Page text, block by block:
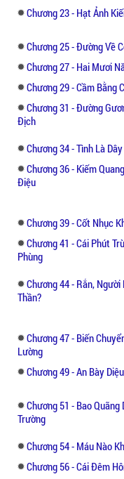
Chương 23 - Hạt Ảnh
Chương 25 - Đường Về
Chương 27 - Hai Mươi
Chương 29 - Cầm Bằng
Chương 31 - Đường
Địch
Chương 34 - Tình Là
Chương 36 - Kiếm
Điệu
Chương 39 - Cốt Nhục
Chương 41 - Cái Phút
Phùng
Chương 44 - Rắn, Người
Thần?
Chương 47 - Biến
Lường
Chương 49 - An Bày
Chương 51 - Bao Quãng
Trường
Chương 54 - Máu Nào
Chương 56 - Cái Đêm